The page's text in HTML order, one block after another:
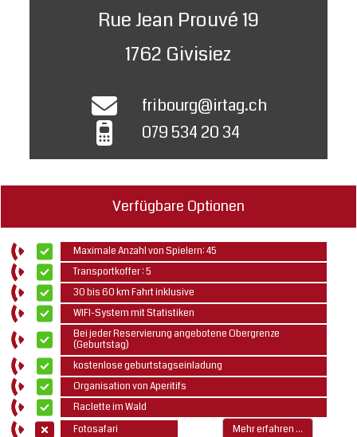
Rue Jean Prouvé 19
1762 Givisiez
fribourg@irtag.ch
079 534 20 34
Verfügbare Optionen
Maximale Anzahl von Spielern: 45
Transportkoffer : 5
30 bis 60 km Fahrt inklusive
WIFI-System mit Statistiken
Bei jeder Reservierung angebotene Obergrenze
(Geburtstag)
kostenlose geburtstagseinladung
Organisation von Aperitifs
Raclette im Wald
Fotosafari
Mehr erfahren ...